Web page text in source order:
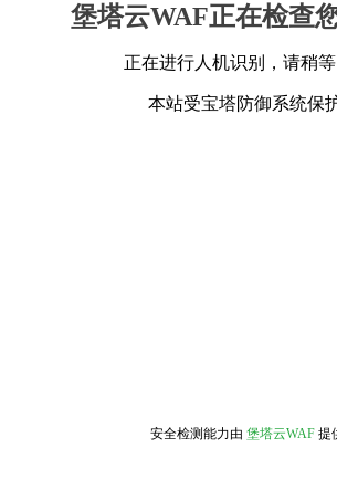
堡塔云WAF正在检查
正在进行人机识别，请稍
本站受宝塔防御系统保
安全检测能力由 堡塔云WAF 提